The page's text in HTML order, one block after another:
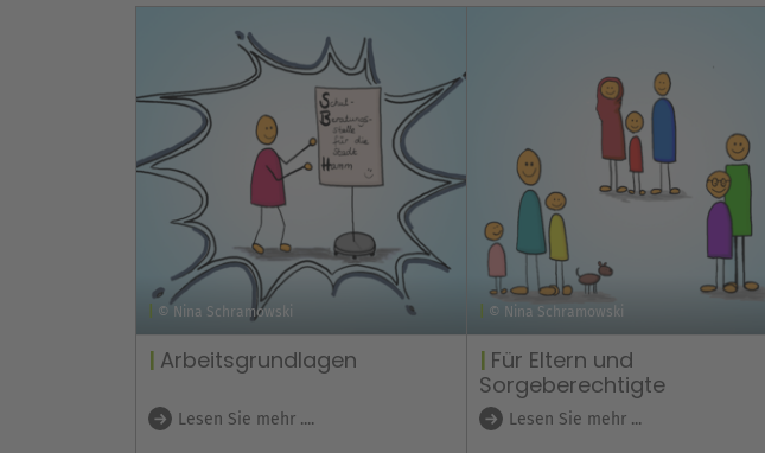
© Nina Schramowski
Arbeitsgrundlagen
Lesen Sie mehr ....
© Nina Schramowski
Für Eltern und
Sorgeberechtigte
Lesen Sie mehr ...